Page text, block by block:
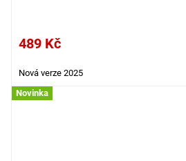
489 Kč
Nová verze 2025
Novinka